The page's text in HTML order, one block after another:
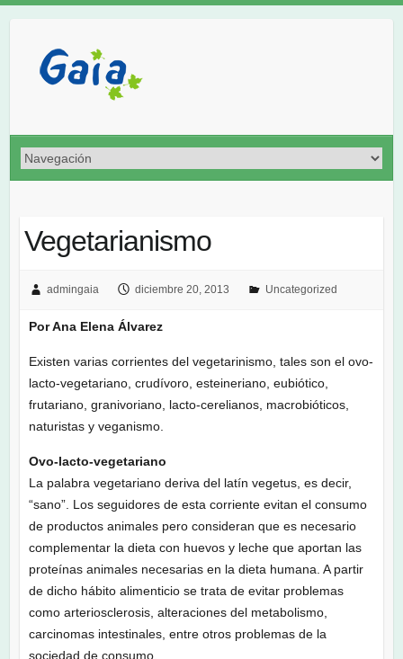
Vegetarianismo
admingaia diciembre 20, 2013 Uncategorized
Por Ana Elena Álvarez
Existen varias corrientes del vegetarinismo, tales son el ovo-
lacto-vegetariano, crudívoro, esteineriano, eubiótico,
frutariano, granivoriano, lacto-cerelianos, macrobióticos,
naturistas y veganismo.
Ovo-lacto-vegetariano
La palabra vegetariano deriva del latín vegetus, es decir,
“sano”. Los seguidores de esta corriente evitan el consumo
de productos animales pero consideran que es necesario
complementar la dieta con huevos y leche que aportan las
proteínas animales necesarias en la dieta humana. A partir
de dicho hábito alimenticio se trata de evitar problemas
como arteriosclerosis, alteraciones del metabolismo,
carcinomas intestinales, entre otros problemas de la
sociedad de consumo.